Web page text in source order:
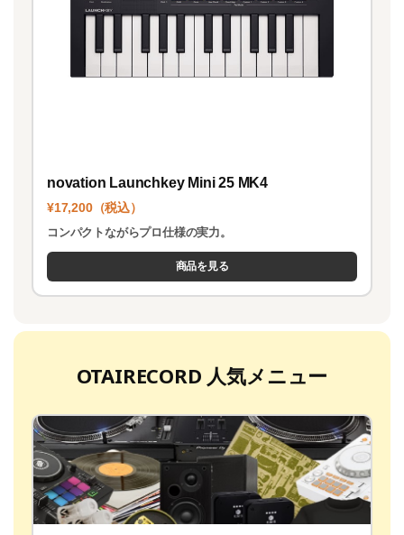
novation Launchkey Mini 25 MK4
¥17,200（税込）
コンパクトながらプロ仕様の実力。
商品を見る
OTAIRECORD 人気メニュー